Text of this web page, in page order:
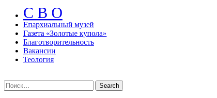
С В О
Епархиальный музeй
Газета «Золотые купола»
Благотворительность
Вакансии
Теология